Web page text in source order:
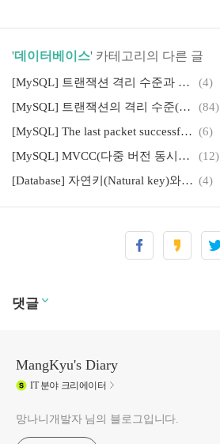
'데이터베이스' 카테고리의 다른 글
[MySQL] 트랜잭션 격리 수준과 부정합 문제들(Dirty Read, Non-Repeatable Read, Phantom Read) 실습해보기
(4)
[MySQL] 트랜잭션의 격리 수준(Isolation Level)에 대해 쉽고 완벽하게 이해하기
(84)
[MySQL] The last packet successfully received from the server was 12,345,678 milliseconds ago 에러 대응하기 (6)
[MySQL] MVCC(다중 버전 동시성 제어)와 데이터베이스가 트랜잭션을 지원하는 방법과 동작 과정
(12)
[Database] 자연키(Natural key)와 대체키(Surrogate Key), PK(기본키)를 대체키로 설정해야 하는 이유 (4)
댓글
MangKyu's Diary
IT분야 크리에이터
망나니개발자 님의 블로그입니다.